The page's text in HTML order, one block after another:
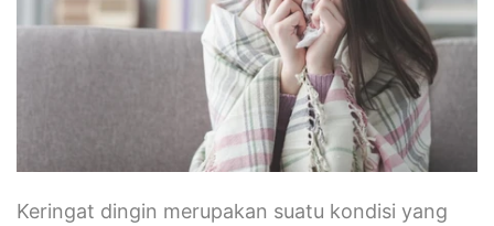
Keringat dingin merupakan suatu kondisi yang